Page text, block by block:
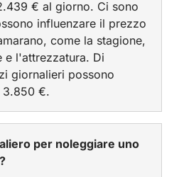
€ al giorno. Ci sono
influenzare il prezzo
come la stagione,
e l'attrezzatura. Di
giornalieri possono
3.850 €.
per noleggiare uno